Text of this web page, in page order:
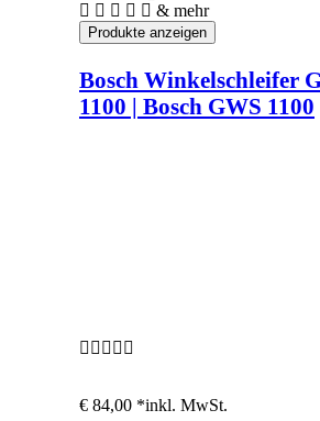
& mehr
Bosch Winkelschleifer
1100 | Bosch GWS 1100
€ 84,00 *inkl. MwSt.